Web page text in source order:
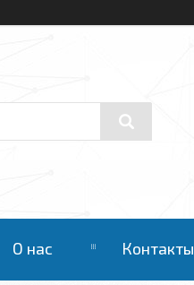
О нас Контакты